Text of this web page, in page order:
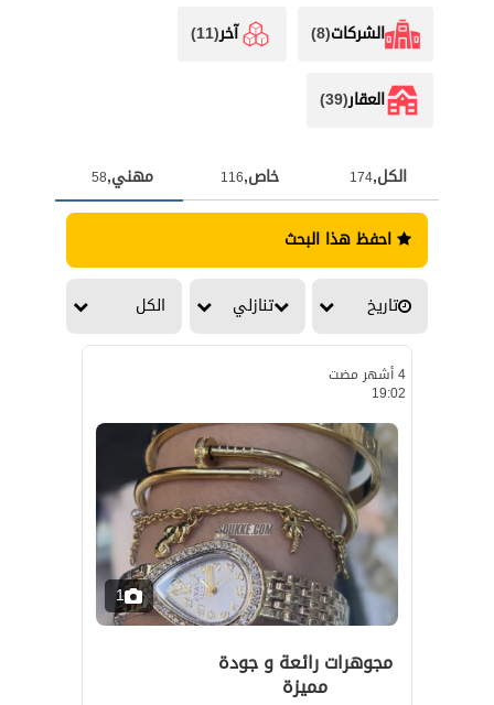
الشركات(8) آخر(11)
العقار(39)
الكل,174 خاص,116 مهني,58
احفظ هذا البحث
تاريخ تنازلي الكل
4 أشهر مضت
19:02
1
مجوهرات رائعة و جودة
مميزة